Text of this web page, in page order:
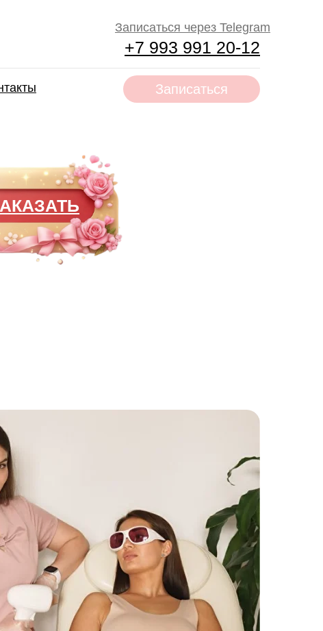
+7 993 991 20-12
Записаться
Записаться через Telegram